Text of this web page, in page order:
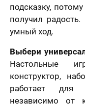
подсказку,
получил
умный ход.
Выбери
Настольные
конструктор,
работает для
независимо от